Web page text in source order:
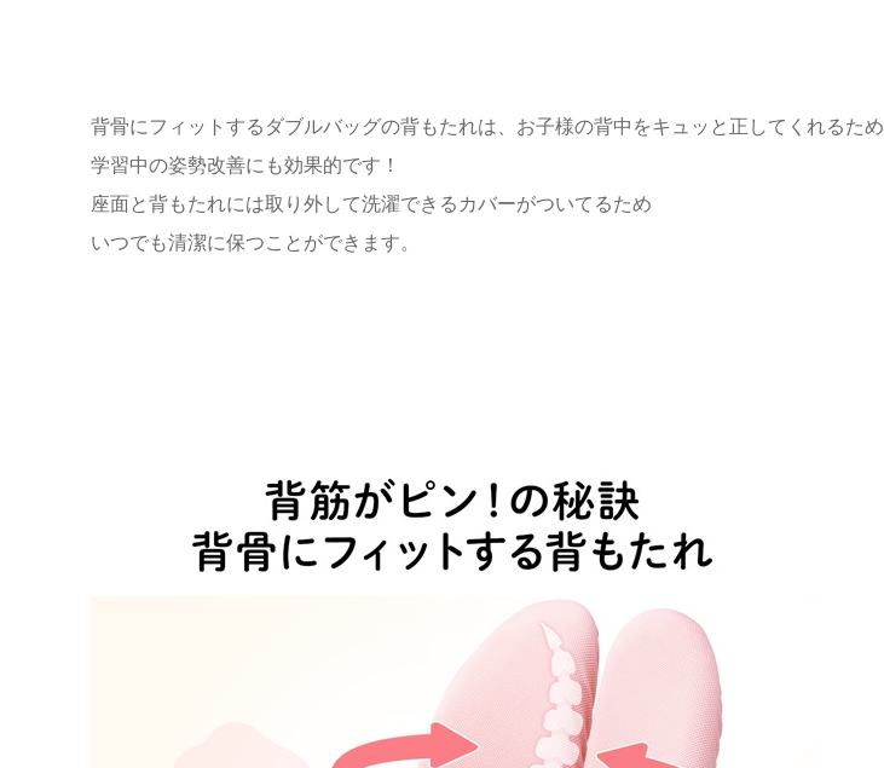
背骨にフィットするダブルバッグの背もたれは、お子様の背中をキュッと正してくれるため
学習中の姿勢改善にも効果的です！
座面と背もたれには取り外して洗濯できるカバーがついてるため
いつでも清潔に保つことができます。